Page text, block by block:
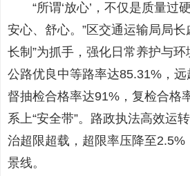
“所谓‘放心’，不仅是质量过
安心、舒心。”区交通运输局局长
长制”为抓手，强化日常养护与
公路优良中等路率达85.31%，
督抽检合格率达91%，复检合格
系上“安全带”。路政执法高效运
治超限超载，超限率压降至
景线。